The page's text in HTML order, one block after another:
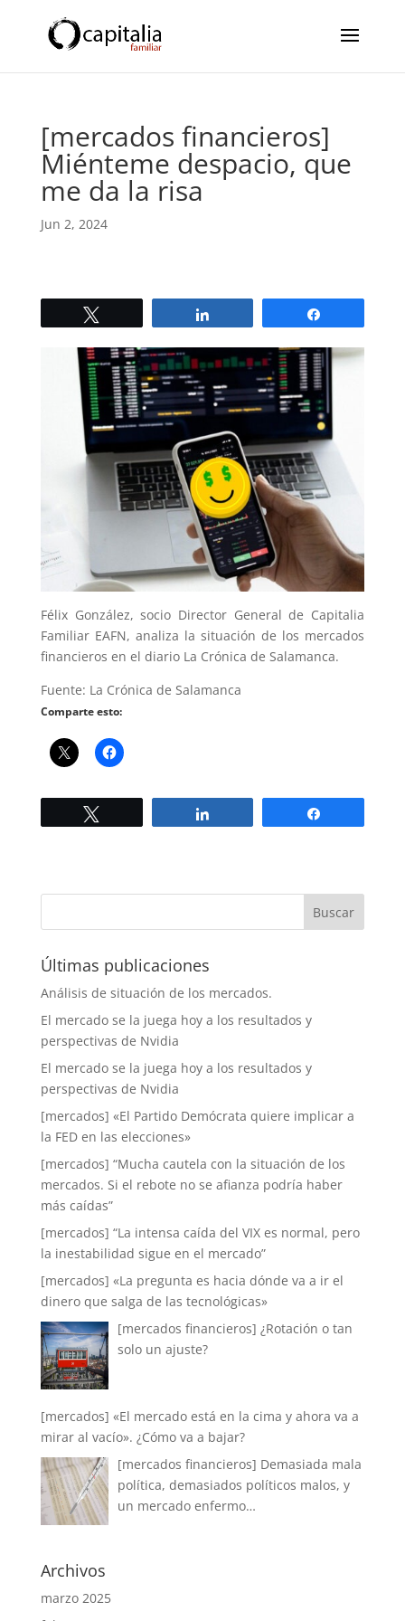
[mercados financieros]
Miénteme despacio, que
me da la risa
Jun 2, 2024
Félix González, socio Director General de Capitalia
Familiar EAFN, analiza la situación de los mercados
financieros en el diario La Crónica de Salamanca.
Fuente: La Crónica de Salamanca
Comparte esto:
Últimas publicaciones
Análisis de situación de los mercados.
El mercado se la juega hoy a los resultados y
perspectivas de Nvidia
El mercado se la juega hoy a los resultados y
perspectivas de Nvidia
[mercados] «El Partido Demócrata quiere implicar a
la FED en las elecciones»
[mercados] “Mucha cautela con la situación de los
mercados. Si el rebote no se afianza podría haber
más caídas”
[mercados] “La intensa caída del VIX es normal, pero
la inestabilidad sigue en el mercado”
[mercados] «La pregunta es hacia dónde va a ir el
dinero que salga de las tecnológicas»
[mercados financieros] ¿Rotación o tan
solo un ajuste?
[mercados] «El mercado está en la cima y ahora va a
mirar al vacío». ¿Cómo va a bajar?
[mercados financieros] Demasiada mala
política, demasiados políticos malos, y
un mercado enfermo…
Archivos
marzo 2025